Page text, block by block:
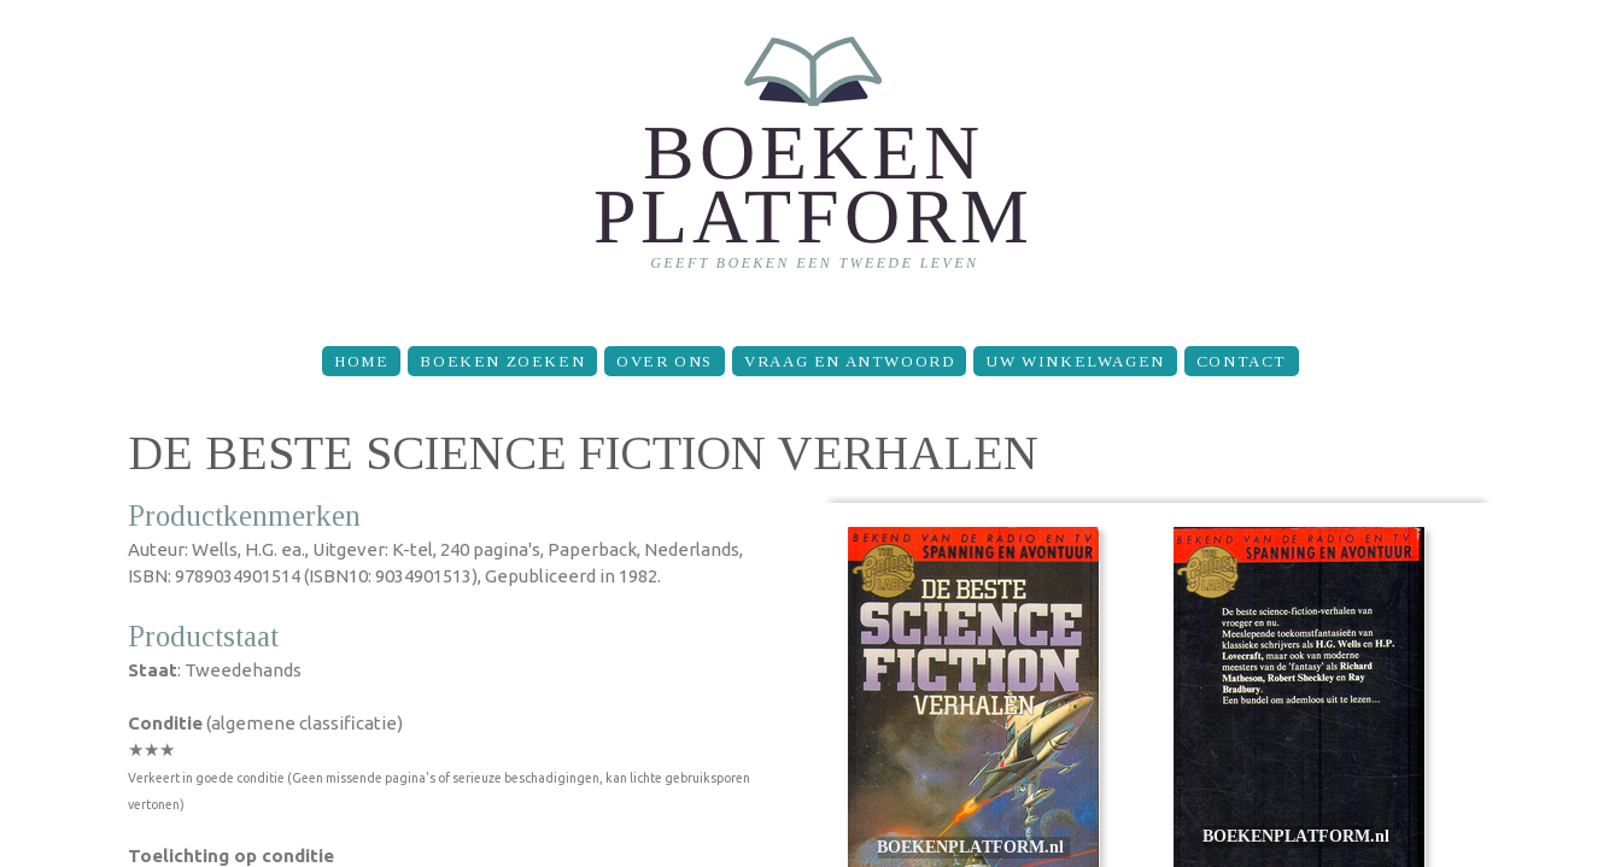
HOME BOEKEN ZOEKEN OVER ONS VRAAG EN ANTWOORD UW WINKELWAGEN CONTACT
DE BESTE SCIENCE FICTION VERHALEN
Productkenmerken
Auteur: Wells, H.G. ea., Uitgever: K-tel, 240 pagina's, Paperback, Nederlands,
ISBN: 9789034901514 (ISBN10: 9034901513), Gepubliceerd in 1982.
Productstaat
Staat: Tweedehands
Conditie(algemene classificatie)
★★★
Verkeert in goede conditie (Geen missende pagina's of serieuze beschadigingen, kan lichte gebruiksporen
vertonen)
Toelichting op conditie